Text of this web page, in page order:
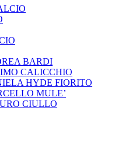
BARDI
CALICCHIO
HYDE FIORITO
MULE’
CIULLO